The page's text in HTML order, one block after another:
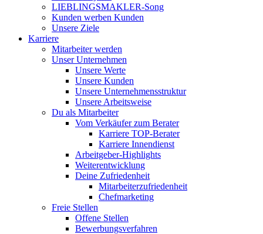
LIEBLINGSMAKLER-Song
Kunden werben Kunden
Unsere Ziele
Karriere
Mitarbeiter werden
Unser Unternehmen
Unsere Werte
Unsere Kunden
Unsere Unternehmensstruktur
Unsere Arbeitsweise
Du als Mitarbeiter
Vom Verkäufer zum Berater
Karriere TOP-Berater
Karriere Innendienst
Arbeitgeber-Highlights
Weiterentwicklung
Deine Zufriedenheit
Mitarbeiterzufriedenheit
Chefmarketing
Freie Stellen
Offene Stellen
Bewerbungsverfahren